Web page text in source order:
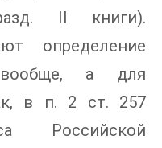
II книги).
определение
вообще, а для
в п. 2 ст. 257
Российской